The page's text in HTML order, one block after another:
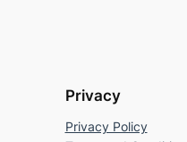
Privacy
Privacy Policy